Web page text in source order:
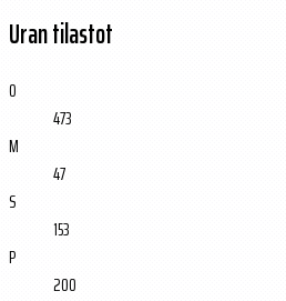
Uran tilastot
O
473
M
47
S
153
P
200